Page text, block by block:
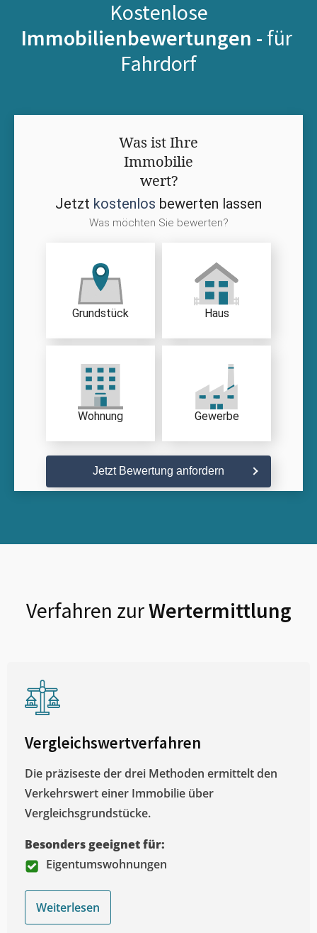
Kostenlose
Immobilienbewertungen - für
Fahrdorf
Was ist Ihre
Immobilie
wert?
Jetzt kostenlos bewerten lassen
Was möchten Sie bewerten?
Grundstück Haus
Wohnung Gewerbe
Jetzt Bewertung anfordern
Verfahren zurWertermittlung
Vergleichswertverfahren
Die präziseste der drei Methoden ermittelt den
Verkehrswert einer Immobilie über
Vergleichsgrundstücke.
Besonders geeignet für:
Eigentumswohnungen
Weiterlesen